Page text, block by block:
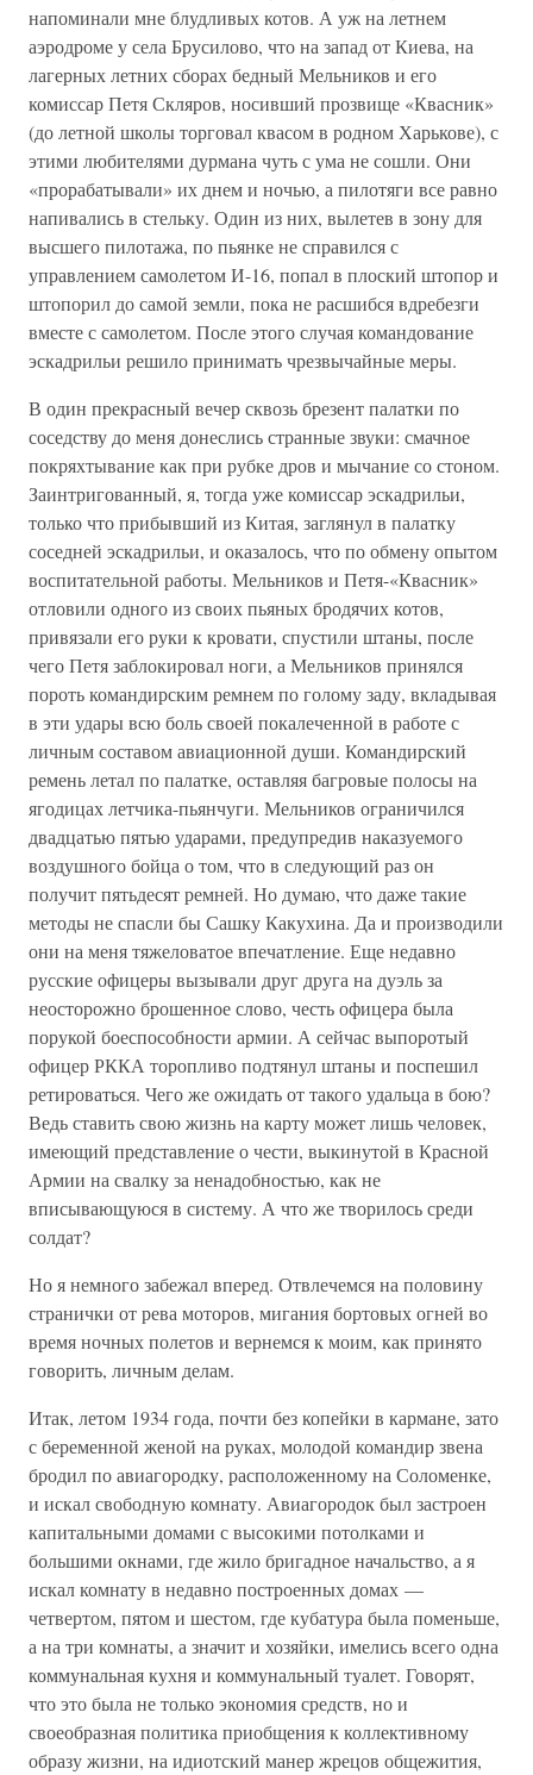
напоминали мне блудливых котов. А уж на летнем
аэродроме у села Брусилово, что на запад от Киева, на
лагерных летних сборах бедный Мельников и его
комиссар Петя Скляров, носивший прозвище «Квасник»
(до летной школы торговал квасом в родном Харькове), с
этими любителями дурмана чуть с ума не сошли. Они
«прорабатывали» их днем и ночью, а пилотяги все равно
напивались в стельку. Один из них, вылетев в зону для
высшего пилотажа, по пьянке не справился с
управлением самолетом И-16, попал в плоский штопор и
штопорил до самой земли, пока не расшибся вдребезги
вместе с самолетом. После этого случая командование
эскадрильи решило принимать чрезвычайные меры.
В один прекрасный вечер сквозь брезент палатки по
соседству до меня донеслись странные звуки: смачное
покряхтывание как при рубке дров и мычание со стоном.
Заинтригованный, я, тогда уже комиссар эскадрильи,
только что прибывший из Китая, заглянул в палатку
соседней эскадрильи, и оказалось, что по обмену опытом
воспитательной работы. Мельников и Петя-«Квасник»
отловили одного из своих пьяных бродячих котов,
привязали его руки к кровати, спустили штаны, после
чего Петя заблокировал ноги, а Мельников принялся
пороть командирским ремнем по голому заду, вкладывая
в эти удары всю боль своей покалеченной в работе с
личным составом авиационной души. Командирский
ремень летал по палатке, оставляя багровые полосы на
ягодицах летчика-пьянчуги. Мельников ограничился
двадцатью пятью ударами, предупредив наказуемого
воздушного бойца о том, что в следующий раз он
получит пятьдесят ремней. Но думаю, что даже такие
методы не спасли бы Сашку Какухина. Да и производили
они на меня тяжеловатое впечатление. Еще недавно
русские офицеры вызывали друг друга на дуэль за
неосторожно брошенное слово, честь офицера была
порукой боеспособности армии. А сейчас выпоротый
офицер РККА торопливо подтянул штаны и поспешил
ретироваться. Чего же ожидать от такого удальца в бою?
Ведь ставить свою жизнь на карту может лишь человек,
имеющий представление о чести, выкинутой в Красной
Армии на свалку за ненадобностью, как не
вписывающуюся в систему. А что же творилось среди
солдат?
Но я немного забежал вперед. Отвлечемся на половину
странички от рева моторов, мигания бортовых огней во
время ночных полетов и вернемся к моим, как принято
говорить, личным делам.
Итак, летом 1934 года, почти без копейки в кармане, зато
с беременной женой на руках, молодой командир звена
бродил по авиагородку, расположенному на Соломенке,
и искал свободную комнату. Авиагородок был застроен
капитальными домами с высокими потолками и
большими окнами, где жило бригадное начальство, а я
искал комнату в недавно построенных домах —
четвертом, пятом и шестом, где кубатура была поменьше,
а на три комнаты, а значит и хозяйки, имелись всего одна
коммунальная кухня и коммунальный туалет. Говорят,
что это была не только экономия средств, но и
своеобразная политика приобщения к коллективному
образу жизни, на идиотский манер жрецов общежития,